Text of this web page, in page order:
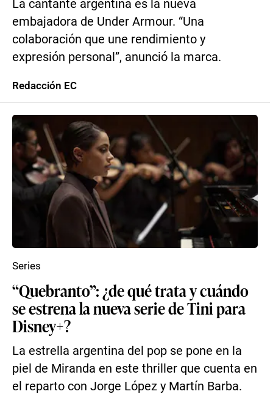
La cantante argentina es la nueva
embajadora de Under Armour. “Una
colaboración que une rendimiento y
expresión personal”, anunció la marca.
Redacción EC
“Quebranto”: ¿de qué trata y cuándo
se estrena la nueva serie de Tini para
Disney+?
La estrella argentina del pop se pone en la
piel de Miranda en este thriller que cuenta en
el reparto con Jorge López y Martín Barba.
Series